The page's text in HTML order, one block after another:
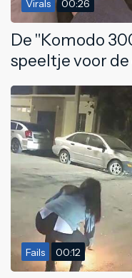
Virals 00:26
De "Komodo
speeltje voor
Fails 00:12